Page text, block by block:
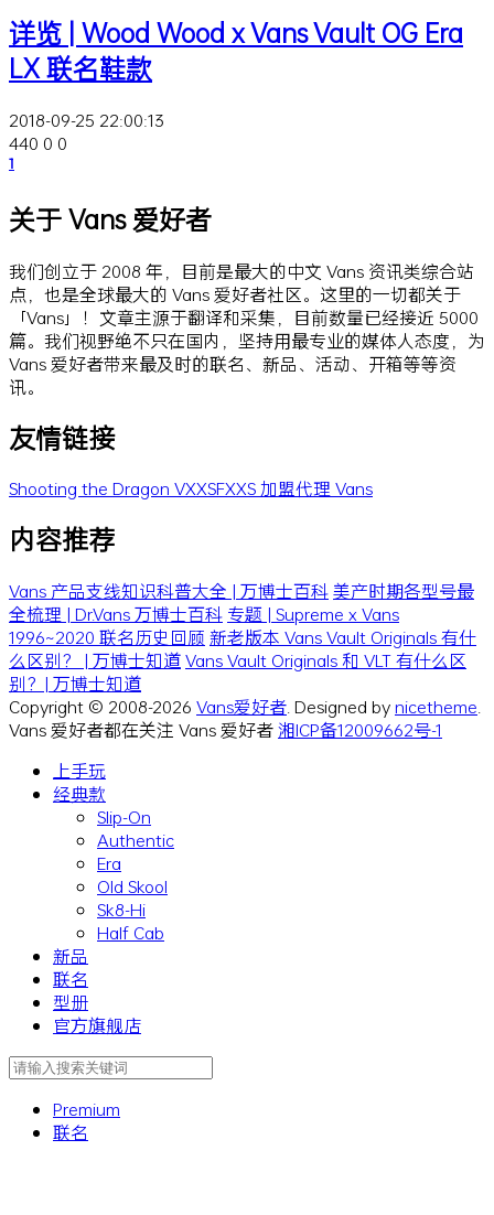
详览 | Wood Wood x Vans Vault OG Era
LX 联名鞋款
2018-09-25 22:00:13
440 0 0
1
关于 Vans 爱好者
我们创立于 2008 年，目前是最大的中文 Vans 资讯类综合站
点，也是全球最大的 Vans 爱好者社区。这里的一切都关于
「Vans」！文章主源于翻译和采集，目前数量已经接近 5000
篇。我们视野绝不只在国内，坚持用最专业的媒体人态度，为
Vans 爱好者带来最及时的联名、新品、活动、开箱等等资
讯。
友情链接
Shooting the Dragon VXXSFXXS加盟代理 Vans
内容推荐
Vans 产品支线知识科普大全 | 万博士百科美产时期各型号最
全梳理 | Dr.Vans 万博士百科 专题 | Supreme x Vans
1996~2020 联名历史回顾 新老版本 Vans Vault Originals 有什
么区别？ | 万博士知道Vans Vault Originals 和 VLT 有什么区
别？| 万博士知道
Copyright © 2008-2026 Vans爱好者. Designed bynicetheme.
Vans 爱好者都在关注 Vans 爱好者湘ICP备12009662号-1
上手玩
经典款
Slip-On
Authentic
Era
Old Skool
Sk8-Hi
Half Cab
新品
联名
型册
官方旗舰店
Premium
联名